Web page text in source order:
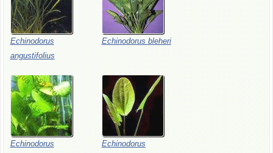
Echinodorus
angustifolius
Echinodorus bleheri
Echinodorus
Echinodorus